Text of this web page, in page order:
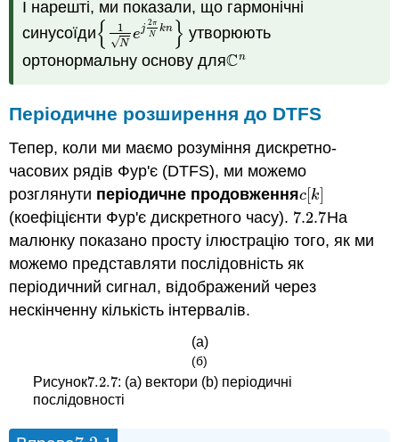
І нарешті, ми показали, що гармонічні
синусоїди{ 1
N
√
ej
2π
N
kn }
{1Nej2πNk n утворюють
ортонормальну основу дляCn
Cn
Періодичне розширення до DTFS
Тепер, коли ми маємо розуміння дискретно-
часових рядів Фур'є (DTFS), ми можемо
розглянути періодичне продовженняc[k]
c [k
(коефіцієнти Фур'є дискретного часу). 7.2.7
7.2.7На
малюнку показано просту ілюстрацію того, як ми
можемо представляти послідовність як
періодичний сигнал, відображений через
нескінченну кількість інтервалів.
(а)
(б)
Рисунок7.2.7
7.2.7: (a) вектори (b) періодичні
послідовності